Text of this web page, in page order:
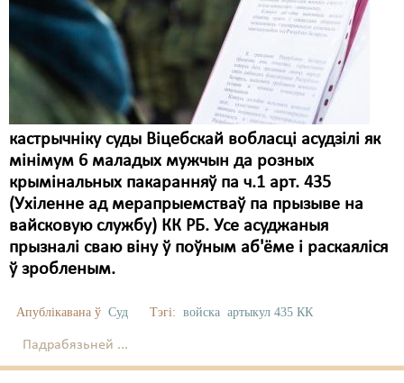
кастрычніку суды Віцебскай вобласці асудзілі як
мінімум 6 маладых мужчын да розных
крымінальных пакаранняў па ч.1 арт. 435
(Ухіленне ад мерапрыемстваў па прызыве на
вайсковую службу) КК РБ. Усе асуджаныя
прызналі сваю віну ў поўным аб'ёме і раскаяліся
ў зробленым.
Апублікавана ў Суд Тэгі: войска артыкул 435 КК
Падрабязьней ...
Сацыяльныя правы